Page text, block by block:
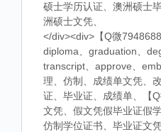
硕士学历认证、澳洲硕士
洲硕士文凭、
</div><div>【Q微
diploma、graduation、
transcript、approve、
理、仿制、成绩单文凭、
证、毕业证、成绩单、【
文凭、假文凭假毕业证假
仿制学位证书、毕业证文